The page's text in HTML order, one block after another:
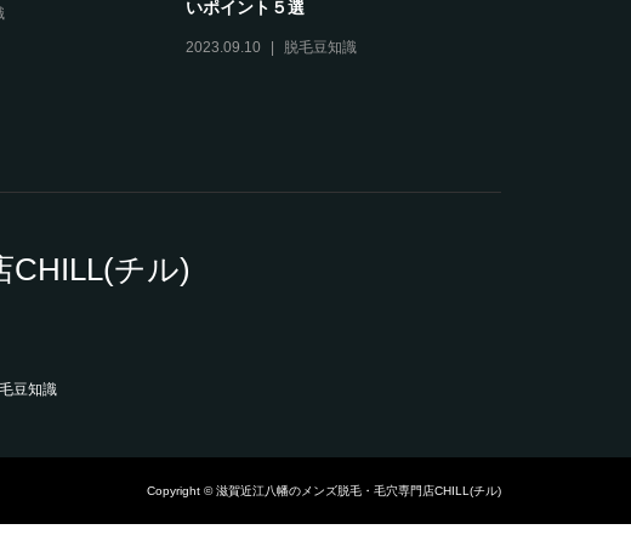
いポイント５選
2023.09.10 脱毛豆知識
CHILL(チル)
豆知識
Copyright © 滋賀近江八幡のメンズ脱毛・毛穴専門店CHILL(チル)